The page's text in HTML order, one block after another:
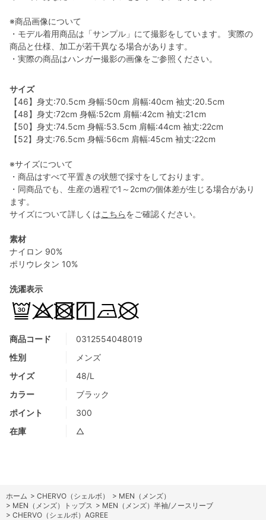
商品コード
0312554048019
性別
メンズ
サイズ
48/L
カラー
ブラック
ポイント
300
在庫
△
※商品画像について
・モデル着用商品は「サンプル」にて撮影をしています。 実際の
商品と仕様、加工が若干異なる場合があります。
・実際の商品はハンガー撮影の画像をご参照ください。
サイズ
【46】身丈:70.5cm 身幅:50cm 肩幅:40cm 袖丈:20.5cm
【48】身丈:72cm 身幅:52cm 肩幅:42cm 袖丈:21cm
【50】身丈:74.5cm 身幅:53.5cm 肩幅:44cm 袖丈:22cm
【52】身丈:76.5cm 身幅:56cm 肩幅:45cm 袖丈:22cm
※サイズについて
・商品はすべて平置きの状態で採寸をしております。
・同商品でも、生産の過程で1～2cmの個体差が生じる場合があり
ます。
サイズについて詳しくはこちらをご確認ください。
素材
ナイロン 90%
ポリウレタン 10%
洗濯表示
ホーム > CHERVO（シェルボ） > MEN（メンズ）
> MEN（メンズ）トップス > MEN（メンズ）半袖/ノースリーブ
> CHERVO（シェルボ）AGREE